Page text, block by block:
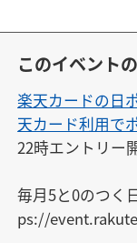
このイベント
楽天カードの日
天カード利用で
22時エントリー
毎月5と0のつく
ps://